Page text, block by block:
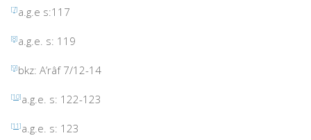
[7]a.g.e s:117
[8]a.g.e. s: 119
[9]bkz: A’râf 7/12-14
[10]a.g.e. s: 122-123
[11]a.g.e. s: 123